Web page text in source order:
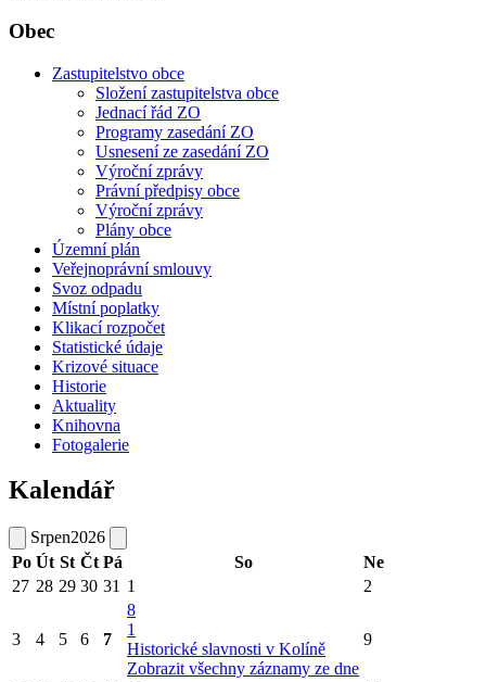
Obec
Zastupitelstvo obce
Složení zastupitelstva obce
Jednací řád ZO
Programy zasedání ZO
Usnesení ze zasedání ZO
Výroční zprávy
Právní předpisy obce
Výroční zprávy
Plány obce
Územní plán
Veřejnoprávní smlouvy
Svoz odpadu
Místní poplatky
Klikací rozpočet
Statistické údaje
Krizové situace
Historie
Aktuality
Knihovna
Fotogalerie
Kalendář
Srpen2026
Po Út St Čt Pá So
Ne
27 28 29 30 31 1 2
3 4 5 6 7
8
1
Historické slavnosti v Kolíně
Zobrazit všechny záznamy ze dne
9